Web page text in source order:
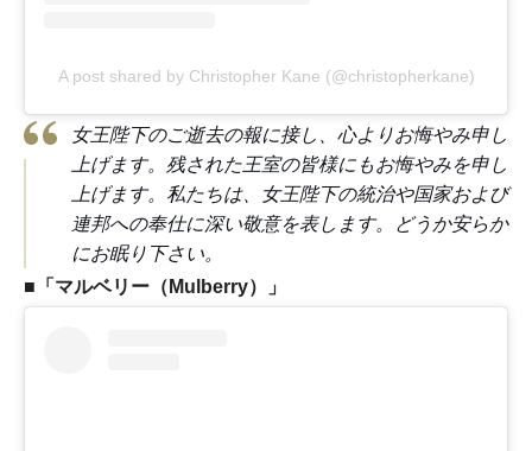
A post shared by Christopher Kane (@christopherkane)
女王陛下のご逝去の報に接し、心よりお悔やみ申し
上げます。残された王室の皆様にもお悔やみを申し
上げます。私たちは、女王陛下の統治や国家および
連邦への奉仕に深い敬意を表します。どうか安らか
にお眠り下さい。
■「マルベリー（Mulberry）」